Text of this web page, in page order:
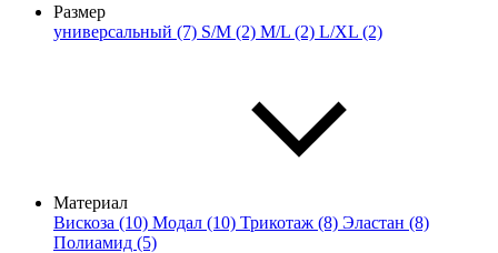
Размер
универсальный (7) S/M (2) M/L (2) L/XL (2)
Материал
Вискоза (10) Модал (10) Трикотаж (8) Эластан (8)
Полиамид (5)